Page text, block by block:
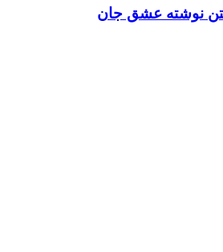
متن نوشته عشق جان